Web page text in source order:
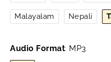
Malayalam Nepali
Audio Format: MP3